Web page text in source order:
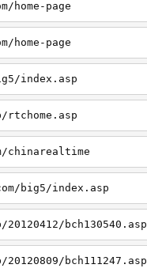
page
home-page
index.asp
chinarealtime
big5/index.asp
bch130540.asp
bch111247.asp